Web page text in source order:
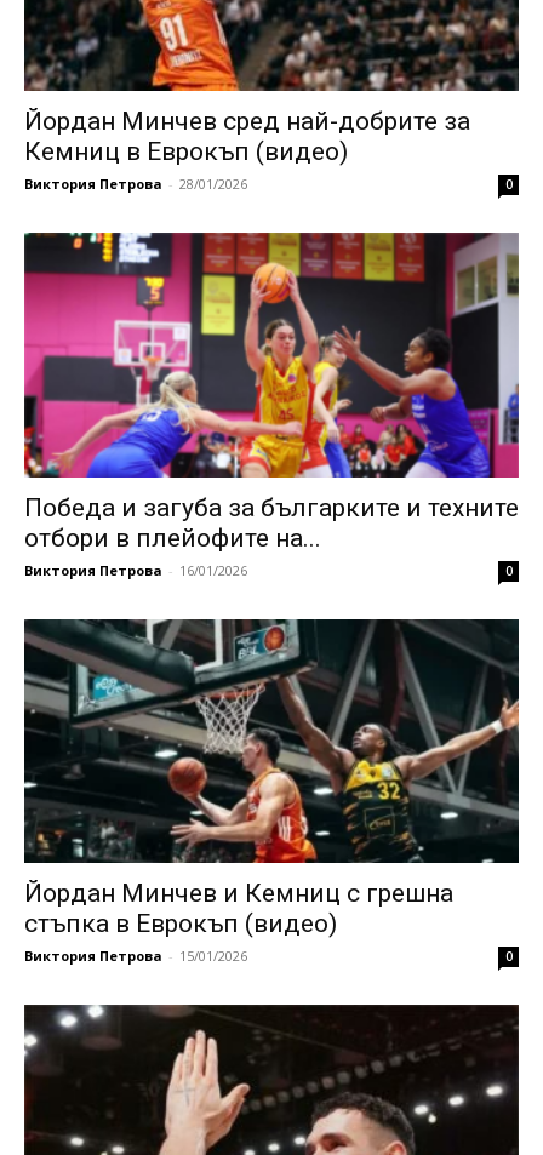
Йордан Минчев сред най-добрите за
Кемниц в Еврокъп (видео)
Виктория Петрова - 28/01/2026 0
Победа и загуба за българките и техните
отбори в плейофите на...
Виктория Петрова - 16/01/2026 0
Йордан Минчев и Кемниц с грешна
стъпка в Еврокъп (видео)
Виктория Петрова - 15/01/2026 0